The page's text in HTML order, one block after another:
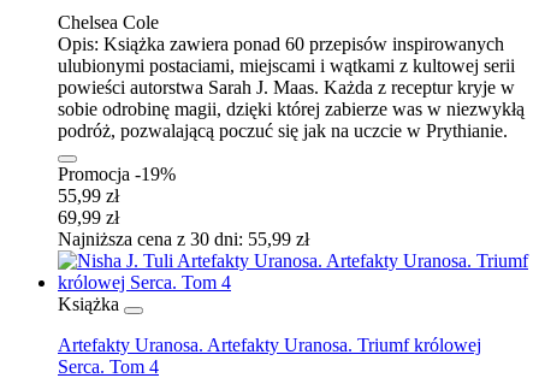
Chelsea Cole
Opis: Książka zawiera ponad 60 przepisów inspirowanych
ulubionymi postaciami, miejscami i wątkami z kultowej serii
powieści autorstwa Sarah J. Maas. Każda z receptur kryje w
sobie odrobinę magii, dzięki której zabierze was w niezwykłą
podróż, pozwalającą poczuć się jak na uczcie w Prythianie.
Promocja -19%
55,99 zł
69,99 zł
Najniższa cena z 30 dni: 55,99 zł
Książka
Artefakty Uranosa. Artefakty Uranosa. Triumf królowej
Serca. Tom 4